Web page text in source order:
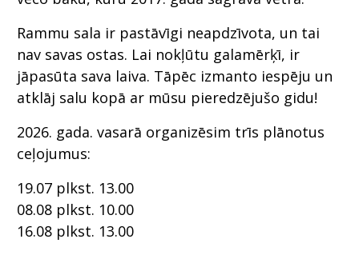
Rammu sala ir pastāvīgi neapdzīvota, un tai
nav savas ostas. Lai nokļūtu galamērķī, ir
jāpasūta sava laiva. Tāpēc izmanto iespēju un
atklāj salu kopā ar mūsu pieredzējušo gidu!
2026. gada. vasarā organizēsim trīs plānotus
ceļojumus:
19.07 plkst. 13.00
08.08 plkst. 10.00
16.08 plkst. 13.00